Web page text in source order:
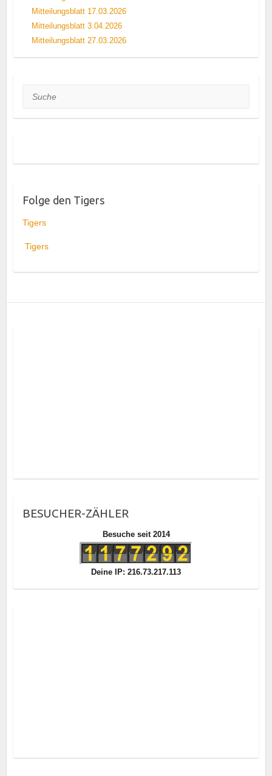
Mitteilungsblatt 17.03.2026
Mitteilungsblatt 3.04.2026
Mitteilungsblatt 27.03.2026
Suche
Folge den Tigers
Tigers
Tigers
BESUCHER-ZÄHLER
Besuche seit 2014
Deine IP: 216.73.217.113